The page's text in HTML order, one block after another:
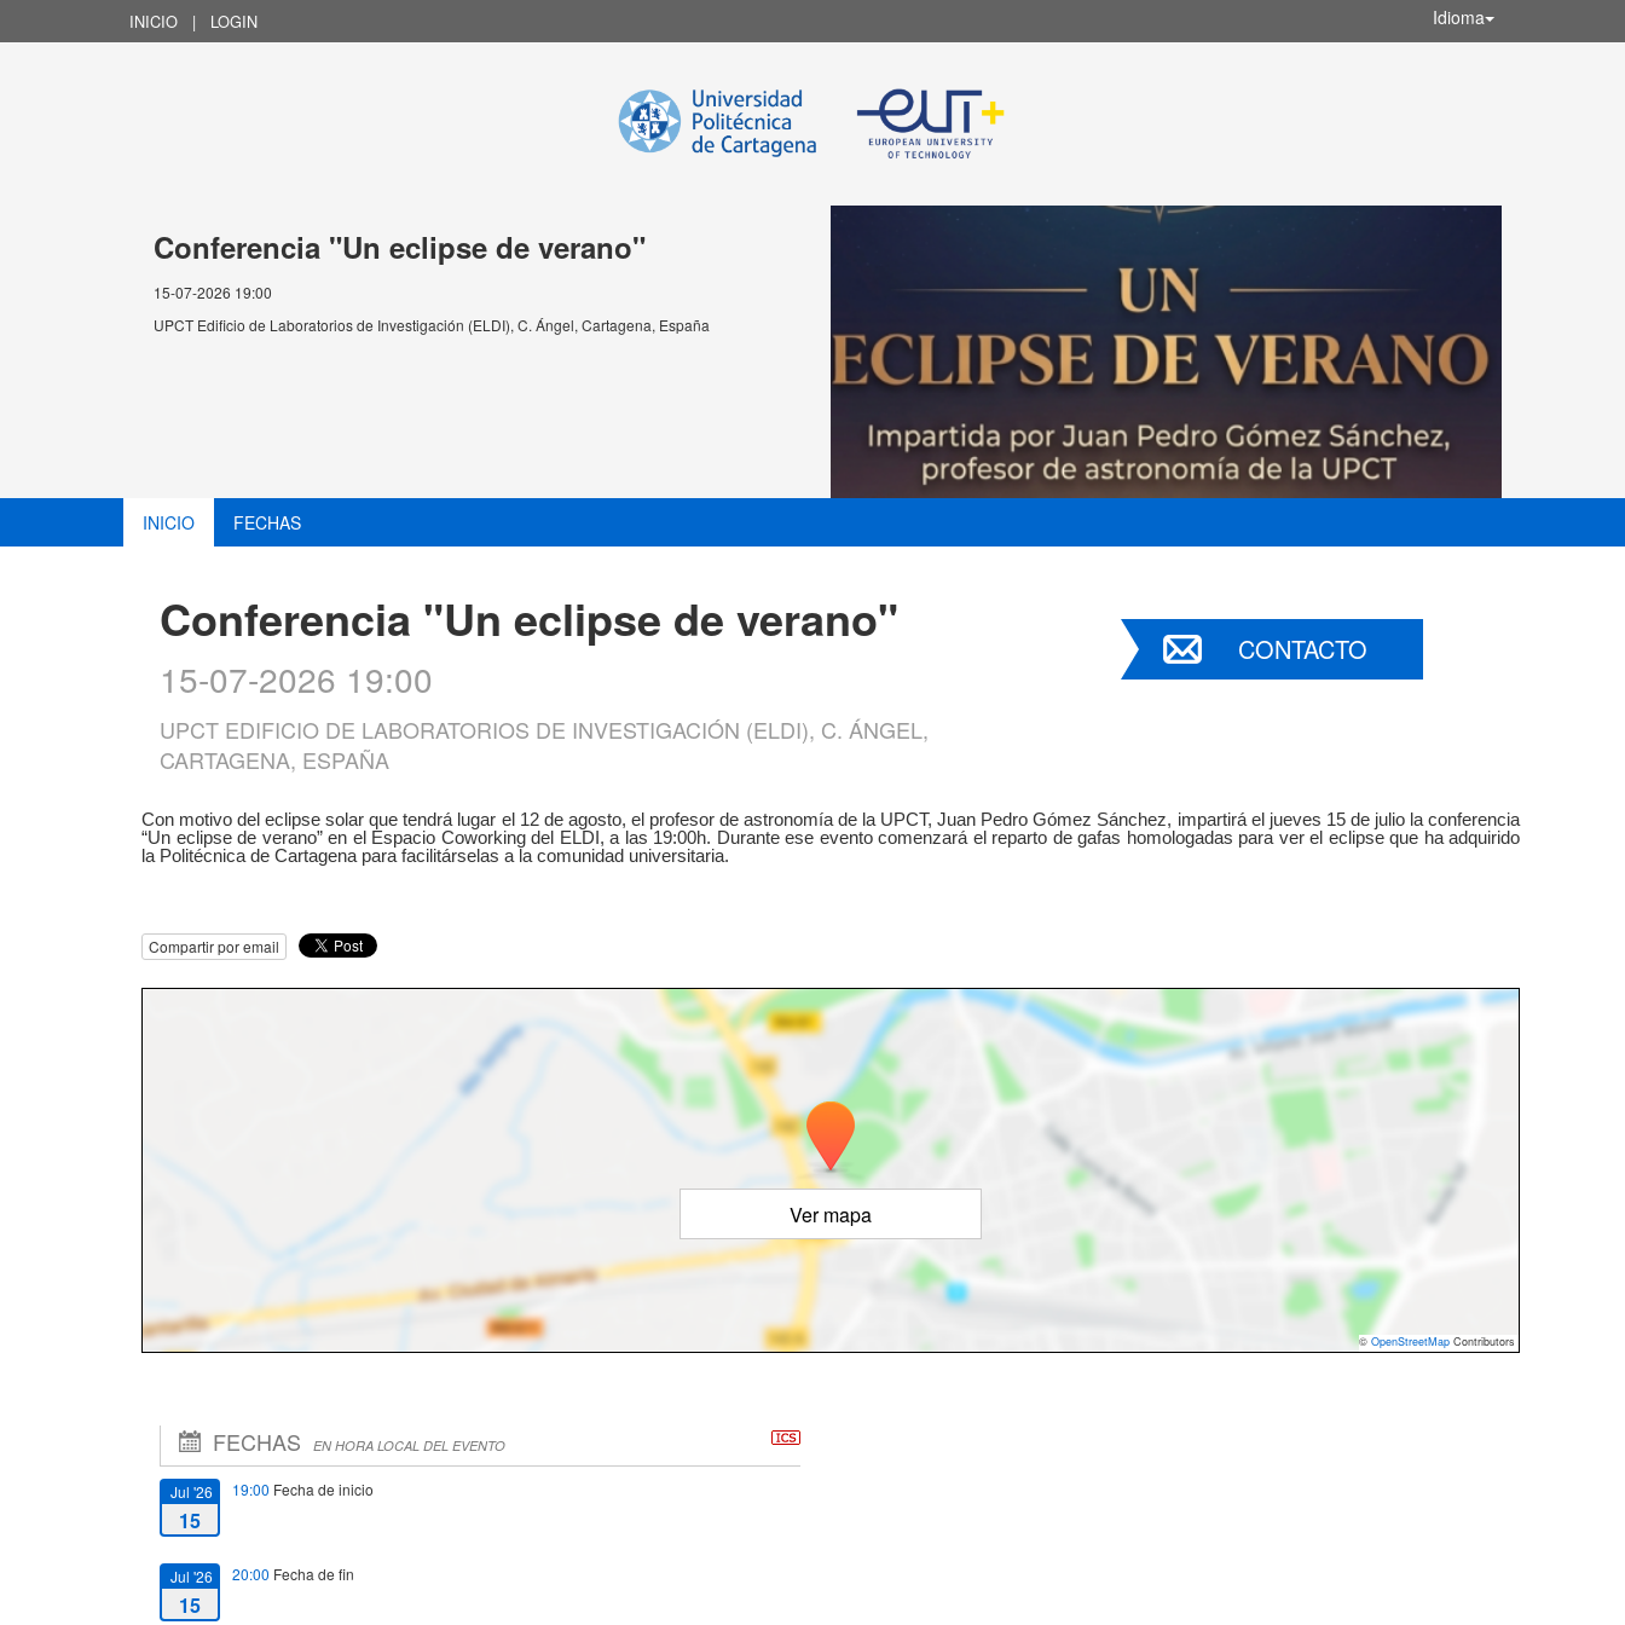
INICIO | LOGIN Idioma
Conferencia "Un eclipse de verano"
15-07-2026 19:00
UPCT Edificio de Laboratorios de Investigación (ELDI), C. Ángel, Cartagena, España
INICIO FECHAS
Conferencia "Un eclipse de verano"
15-07-2026 19:00
UPCT EDIFICIO DE LABORATORIOS DE INVESTIGACIÓN (ELDI), C. ÁNGEL,
CARTAGENA, ESPAÑA
CONTACTO
Con motivo del eclipse solar que tendrá lugar el 12 de agosto, el profesor de astronomía de la UPCT, Juan Pedro Gómez Sánchez, impartirá el jueves 15 de julio la conferencia
“Un eclipse de verano” en el Espacio Coworking del ELDI, a las 19:00h. Durante ese evento comenzará el reparto de gafas homologadas para ver el eclipse que ha adquirido
la Politécnica de Cartagena para facilitárselas a la comunidad universitaria.
Compartir por email
Ver mapa
© OpenStreetMap Contributors
FECHAS EN HORA LOCAL DEL EVENTO
Jul '26
15
19:00 Fecha de inicio
Jul '26
15
20:00 Fecha de fin